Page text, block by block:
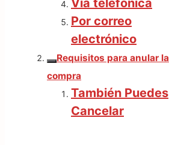
Vía telefónica
Por correo
electrónico
Requisitos para anular la
compra
También Puedes
Cancelar